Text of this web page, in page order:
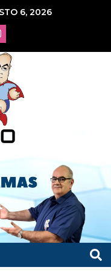
6, 2026